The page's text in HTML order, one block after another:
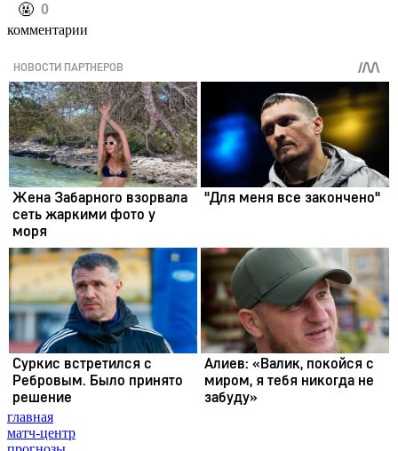
️🤬 0
комментарии
главная
матч-центр